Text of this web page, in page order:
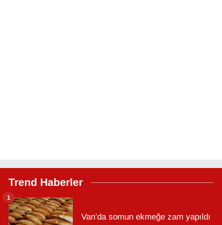
Trend Haberler
Van’da somun ekmeğe zam yapıldı
1